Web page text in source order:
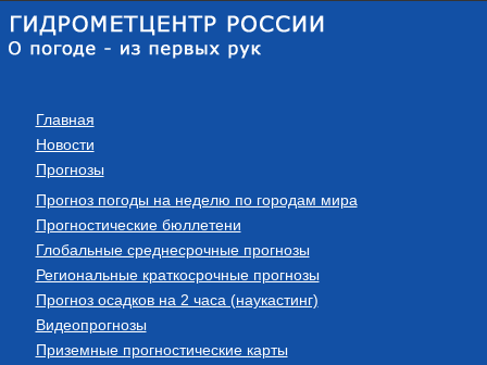
Главная
Новости
Прогнозы
Прогноз погоды на неделю по городам мира
Прогностические бюллетени
Глобальные среднесрочные прогнозы
Региональные краткосрочные прогнозы
Прогноз осадков на 2 часа (наукастинг)
Видеопрогнозы
Приземные прогностические карты